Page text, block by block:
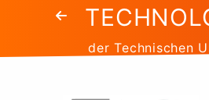
der Technischen